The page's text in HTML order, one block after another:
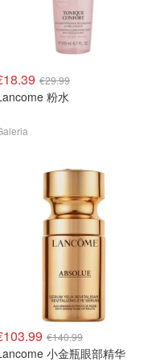
€29.99
粉水
€140.99
小金瓶眼部精华